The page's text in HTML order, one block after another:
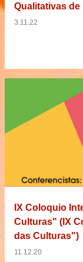
s
Qualitativas
3.11.22
IX Coloquio
Culturas" (IX
das Culturas")
11.12.20